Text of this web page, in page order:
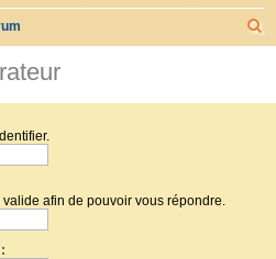
afin de pouvoir vous répondre.